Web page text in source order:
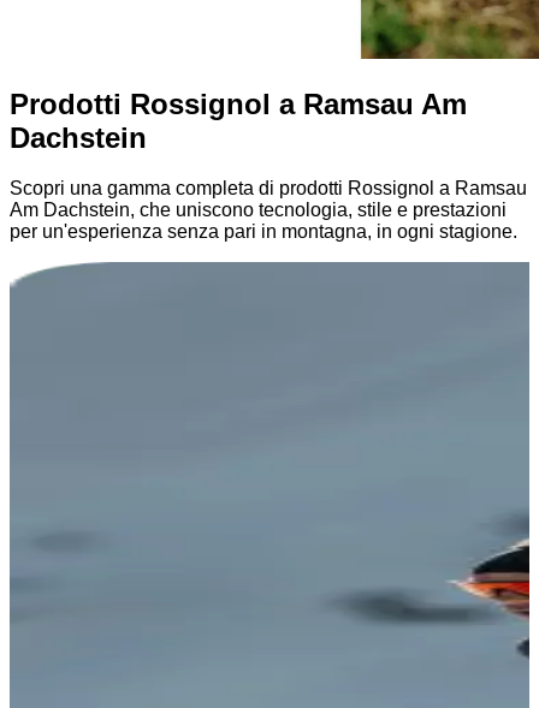
Prodotti Rossignol a Ramsau Am
Dachstein
Scopri una gamma completa di prodotti Rossignol a Ramsau
Am Dachstein, che uniscono tecnologia, stile e prestazioni
per un'esperienza senza pari in montagna, in ogni stagione.